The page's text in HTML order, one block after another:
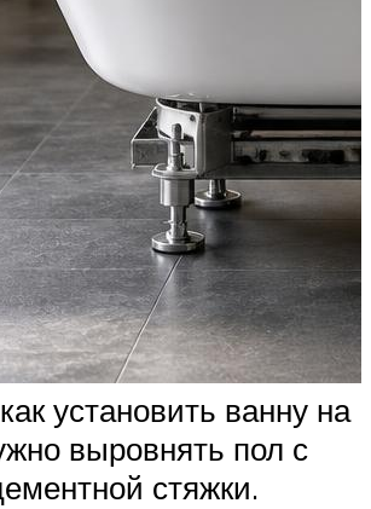
установить ванну на
выровнять пол с
стяжки.